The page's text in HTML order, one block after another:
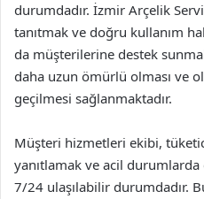
durumdadır. İzmir Arçelik
tanıtmak ve doğru kullanım
da müşterilerine destek
daha uzun ömürlü olması ve
geçilmesi sağlanmaktadır.
Müşteri hizmetleri ekibi,
yanıtlamak ve acil durumlarda
7/24 ulaşılabilir durumdadır.